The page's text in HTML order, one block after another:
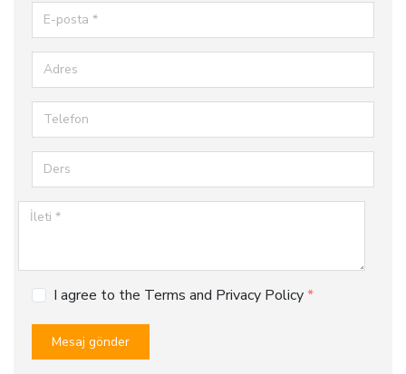
E-posta
Adres
Telefon
Ders
İleti
I agree to the Terms and Privacy Policy
Mesaj gönder